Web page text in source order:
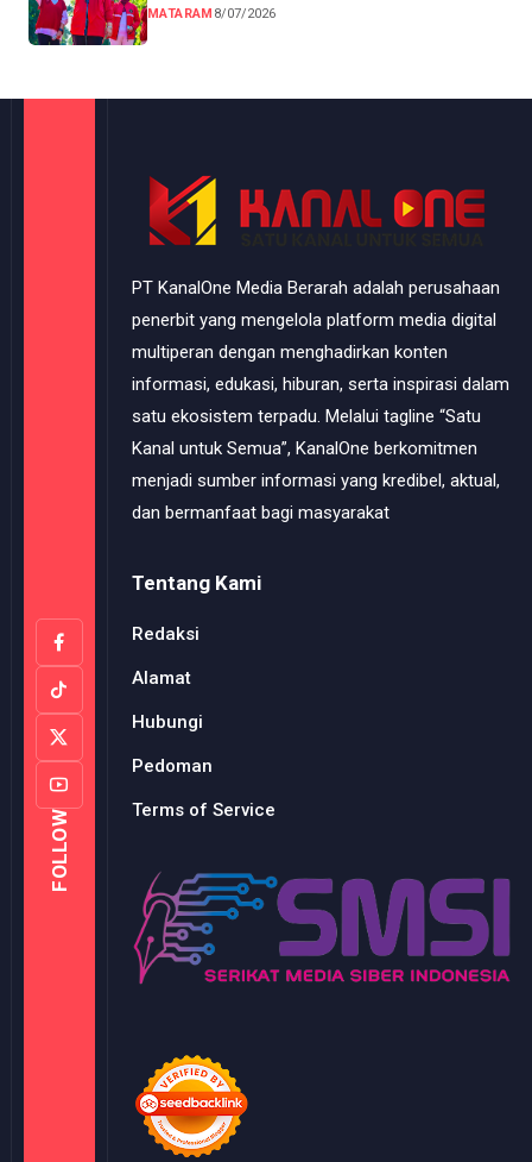
MATARAM 8/07/2026
FOLLOW
PT KanalOne Media Berarah adalah perusahaan
penerbit yang mengelola platform media digital
multiperan dengan menghadirkan konten
informasi, edukasi, hiburan, serta inspirasi dalam
satu ekosistem terpadu. Melalui tagline “Satu
Kanal untuk Semua”, KanalOne berkomitmen
menjadi sumber informasi yang kredibel, aktual,
dan bermanfaat bagi masyarakat
Tentang Kami
Redaksi
Alamat
Hubungi
Pedoman
Terms of Service